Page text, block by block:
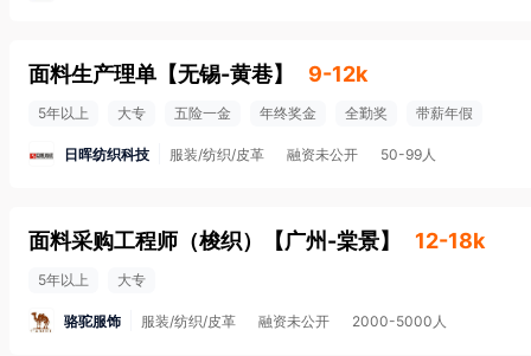
面料生产理单 【无锡-黄巷】 9-12k
5年以上 大专 五险一金 年终奖金 全勤奖 带薪年假
日晖纺织科技 服装/纺织/皮革 融资未公开 50-99人
面料采购工程师（梭织） 【广州-棠景】 12-18k
5年以上 大专
骆驼服饰 服装/纺织/皮革 融资未公开 2000-5000人